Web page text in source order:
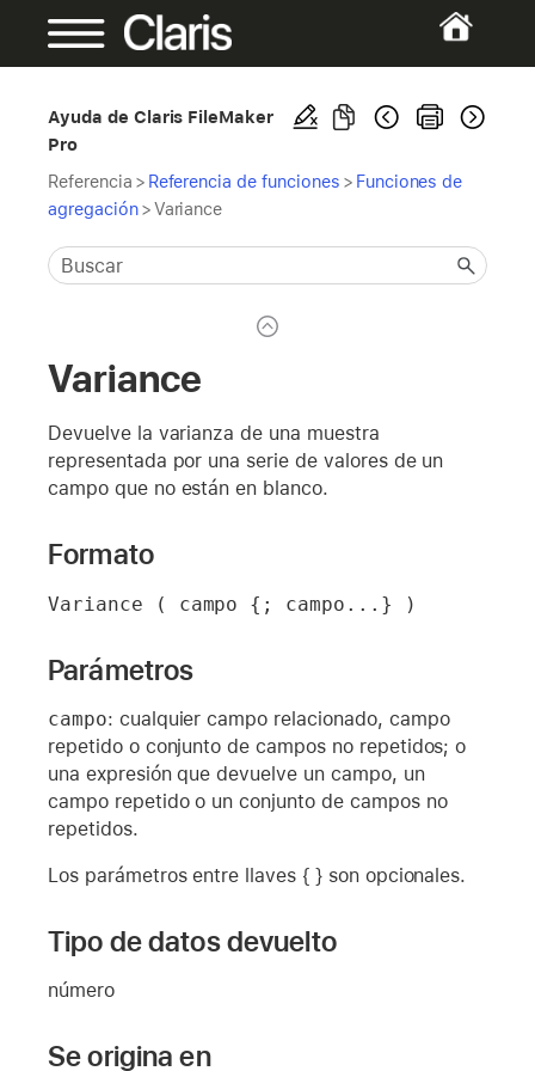
Ayuda de Claris FileMaker
Pro
Referencia > Referencia de funciones > Funciones de
agregación>Variance
Variance
Devuelve la varianza de una muestra
representada por una serie de valores de un
campo que no están en blanco.
Formato
Variance ( campo {; campo...} )
Parámetros
campo: cualquier campo relacionado, campo
repetido o conjunto de campos no repetidos; o
una expresión que devuelve un campo, un
campo repetido o un conjunto de campos no
repetidos.
Los parámetros entre llaves { } son opcionales.
Tipo de datos devuelto
número
Se origina en